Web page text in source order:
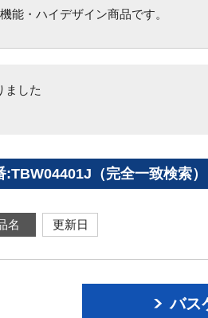
能・ハイデザイン商品です。
ました
（完全一致検索）
名 更新日
バス